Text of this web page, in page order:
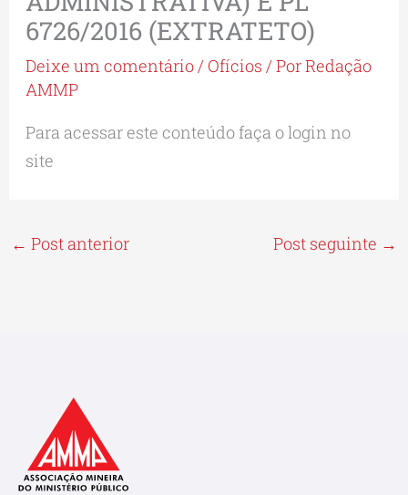
6726/2016 (EXTRATETO)
Deixe um comentário/ Ofícios / PorRedação
AMMP
Para acessar este conteúdo faça o login no
site
← Post anterior Post seguinte →